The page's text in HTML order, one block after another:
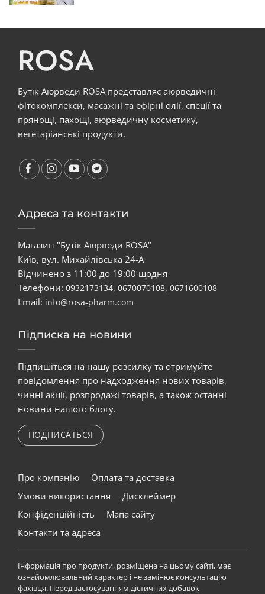
ROSA
Бутік Аюрведи ROSA представляє аюрведичні
фітокомплекси, масажні та ефірні олії, спеції та
прянощі, пахощі, аюрведичну косметику,
вегетаріанські продукти.
Адреса та контакти
Магазин "Бутік Аюрведи ROSA"
Київ, вул. Михайлівська 24-А
Відчинено з 11:00 до 19:00 щодня
Телефони: 0932173134, 0670070108, 0671600108
Email: info@rosa-pharm.com
Підписка на новини
Підпишіться на нашу розсилку та отримуйте
повідомлення про надходження нових товарів,
чинні акції, розпродажі товарів, а також останні
новини нашого блогу.
ПОДПИСАТЬСЯ
Про компанію
Оплата та доставка
Умови використання
Дисклеймер
Конфіденційність
Мапа сайту
Контакти та адреса
Інформація про продукти, розміщена на цьому сайті, має
ознайомлювальний характер і не замінює консультацію
фахівця. Перед застосуванням дієтичних добавок